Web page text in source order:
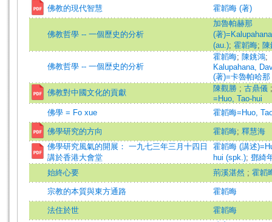
佛教的現代智慧 霍韜晦 (著)
佛教哲學 -- 一個歷史的分析
加魯帕赫那
(著
(au.); 霍韜晦; 陳
佛教哲學 -- 一個歴史的分析
霍韜晦; 陳銚鴻;
Kalupahana,
(著)=卡魯帕哈那
佛教對中國文化的貢獻
陳觀勝 ; 古鼎儀
=Huo, Tao-hui
佛學 = Fo xue
霍韜晦=Huo,
佛學研究的方向 霍韜晦; 釋慧海
佛學研究風氣的開展： 一九七三年三月十四日
講於香港大會堂
霍韜晦 (講述
hui (spk.); 鄧綺
始終心要
荊溪湛然 ; 霍韜
宗教的本質與東方通路 霍韜晦
法住於世
霍韜晦